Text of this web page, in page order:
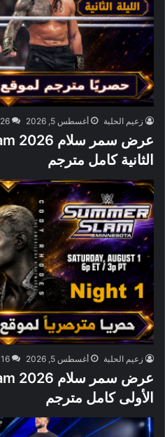
زعيم الحلبة أغسطس 5, 2026 26
الثانية كامل مترجم
زعيم الحلبة أغسطس 5, 2026 16
الأولى كامل مترجم